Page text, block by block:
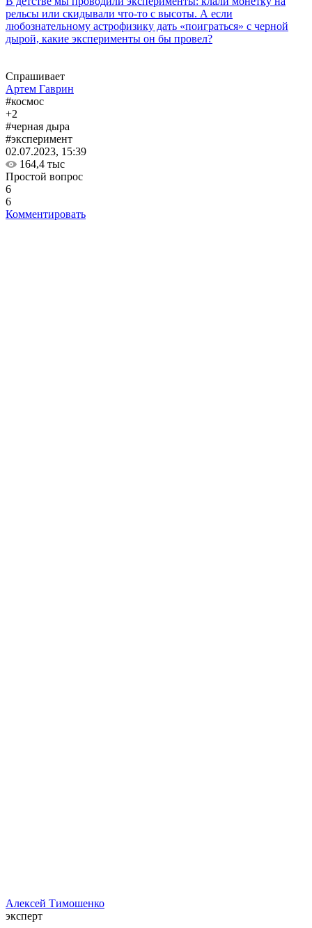
рельсы или скидывали что-то с высоты. А если
любознательному астрофизику дать «поиграться» с черной
дырой, какие эксперименты он бы провел?
Спрашивает
Артем Гаврин
#космос
+2
#черная дыра
#эксперимент
02.07.2023, 15:39
164,4 тыс
Простой вопрос
6
6
Комментировать
Алексей Тимошенко
эксперт